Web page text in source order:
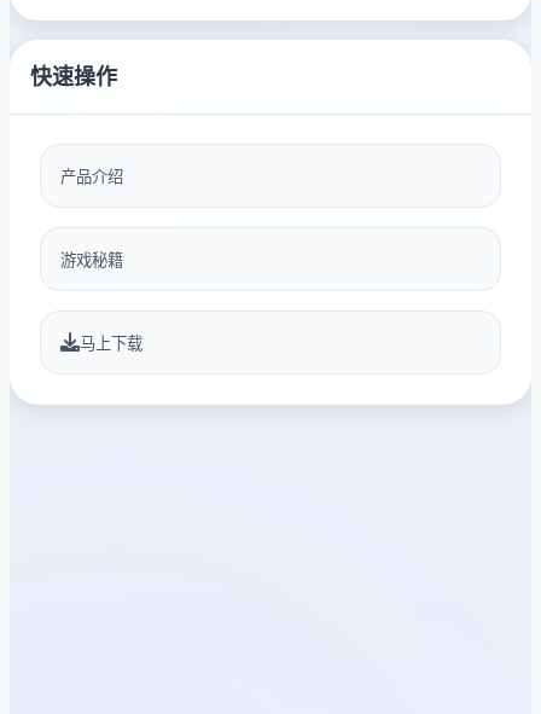
快速操作
产品介绍
游戏秘籍
马上下载